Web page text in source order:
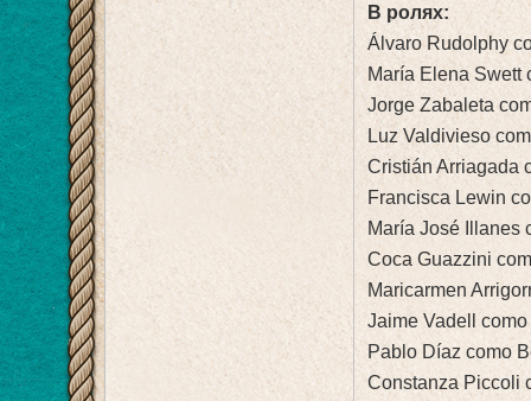
В ролях:
Álvaro Rudolphy
María Elena Swett
Jorge Zabaleta
Luz Valdivieso
Cristián Arriagada
Francisca Lewin
María José Illanes
Coca Guazzini
Maricarmen
Jaime Vadell
Pablo Díaz como
Constanza Piccoli